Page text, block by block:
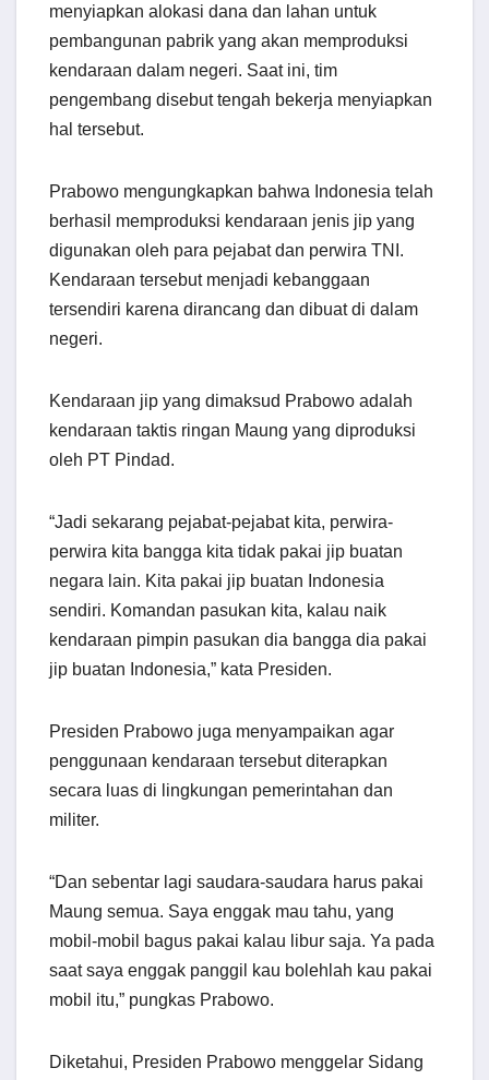
menyiapkan alokasi dana dan lahan untuk
pembangunan pabrik yang akan memproduksi
kendaraan dalam negeri. Saat ini, tim
pengembang disebut tengah bekerja menyiapkan
hal tersebut.
Prabowo mengungkapkan bahwa Indonesia telah
berhasil memproduksi kendaraan jenis jip yang
digunakan oleh para pejabat dan perwira TNI.
Kendaraan tersebut menjadi kebanggaan
tersendiri karena dirancang dan dibuat di dalam
negeri.
Kendaraan jip yang dimaksud Prabowo adalah
kendaraan taktis ringan Maung yang diproduksi
oleh PT Pindad.
“Jadi sekarang pejabat-pejabat kita, perwira-
perwira kita bangga kita tidak pakai jip buatan
negara lain. Kita pakai jip buatan Indonesia
sendiri. Komandan pasukan kita, kalau naik
kendaraan pimpin pasukan dia bangga dia pakai
jip buatan Indonesia,” kata Presiden.
Presiden Prabowo juga menyampaikan agar
penggunaan kendaraan tersebut diterapkan
secara luas di lingkungan pemerintahan dan
militer.
“Dan sebentar lagi saudara-saudara harus pakai
Maung semua. Saya enggak mau tahu, yang
mobil-mobil bagus pakai kalau libur saja. Ya pada
saat saya enggak panggil kau bolehlah kau pakai
mobil itu,” pungkas Prabowo.
Diketahui, Presiden Prabowo menggelar Sidang